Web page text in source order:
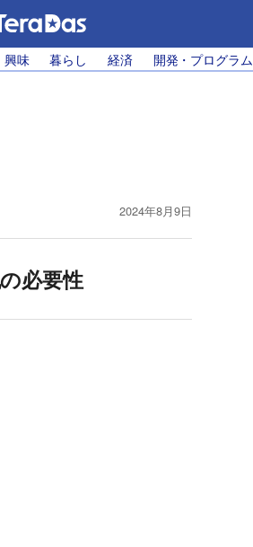
興味 暮らし 経済 開発・プログラム
2024年8月9日
必要性